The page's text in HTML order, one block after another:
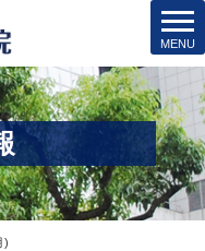
t
o
g
l
e
n
a
v
MENU
)